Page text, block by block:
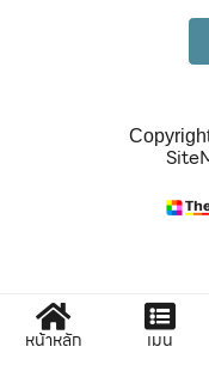
หน้าหลัก เมนู